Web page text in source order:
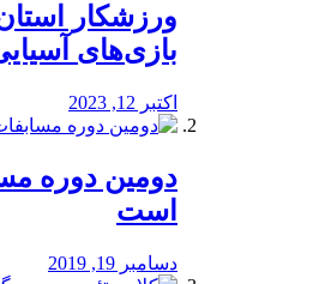
ورزشکار استان
بازی‌های
اکتبر 12, 2023
دومین دوره
است
دسامبر 19, 2019